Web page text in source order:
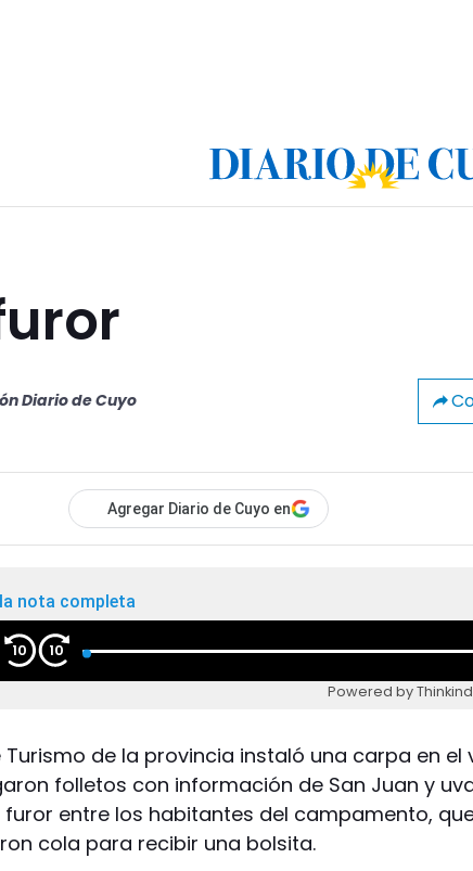
Diario de Cuyo
Agregar Diario de Cuyo en
nota completa
10 10
Powered by
Turismo de la provincia instaló una carpa en el
folletos con información de San Juan y
entre los habitantes del campamento,
cola para recibir una bolsita.